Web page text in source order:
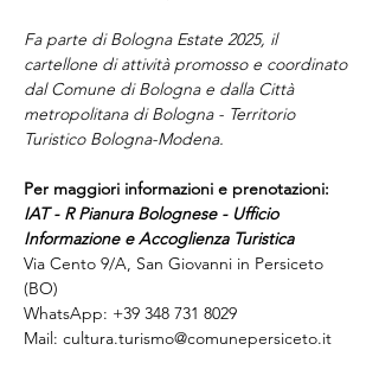
Fa parte di Bologna Estate 2025, il
cartellone di attività promosso e coordinato
dal Comune di Bologna e dalla Città
metropolitana di Bologna - Territorio
Turistico Bologna-Modena.
Per maggiori informazioni e prenotazioni:
IAT - R Pianura Bolognese - Ufficio
Informazione e Accoglienza Turistica
Via Cento 9/A, San Giovanni in Persiceto
(BO)
WhatsApp: +39 348 731 8029
Mail: cultura.turismo@comunepersiceto.it